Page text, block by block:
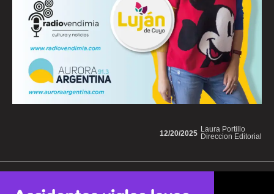
Laura Portillo
Direccion Editorial
12/20/2025